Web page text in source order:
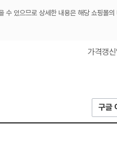
수 있으므로 상세한 내용은 해당 쇼핑몰의
가격갱
구글